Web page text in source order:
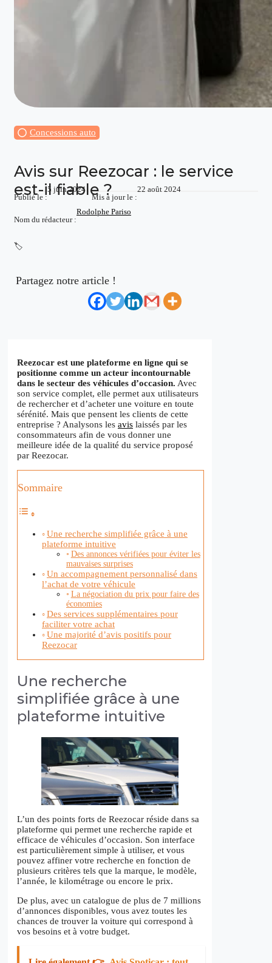
Concessions auto
Avis sur Reezocar : le service
est-il fiable ?
Publié le :
5 juin 2024
Mis à jour le :
22 août 2024
Nom du rédacteur :
Rodolphe Pariso
🏷️
Partagez notre article !
Reezocar est une plateforme en ligne qui se
positionne comme un acteur incontournable
dans le secteur des véhicules d’occasion. Avec
son service complet, elle permet aux utilisateurs
de rechercher et d’acheter une voiture en toute
sérénité. Mais que pensent les clients de cette
entreprise ? Analysons les avis laissés par les
consommateurs afin de vous donner une
meilleure idée de la qualité du service proposé
par Reezocar.
Sommaire
Une recherche simplifiée grâce à une
plateforme intuitive
Des annonces vérifiées pour éviter les
mauvaises surprises
Un accompagnement personnalisé dans
l’achat de votre véhicule
La négociation du prix pour faire des
économies
Des services supplémentaires pour
faciliter votre achat
Une majorité d’avis positifs pour
Reezocar
Une recherche
simplifiée grâce à une
plateforme intuitive
L’un des points forts de Reezocar réside dans sa
plateforme qui permet une recherche rapide et
efficace de véhicules d’occasion. Son interface
est particulièrement simple à utiliser, et vous
pouvez affiner votre recherche en fonction de
plusieurs critères tels que la marque, le modèle,
l’année, le kilométrage ou encore le prix.
De plus, avec un catalogue de plus de 7 millions
d’annonces disponibles, vous avez toutes les
chances de trouver la voiture qui correspond à
vos besoins et à votre budget.